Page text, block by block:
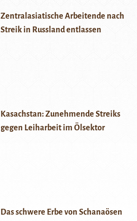
Zentralasiatische Arbeitende nach
Streik in Russland entlassen
Kasachstan: Zunehmende Streiks
gegen Leiharbeit im Ölsektor
Das schwere Erbe von Schanaösen